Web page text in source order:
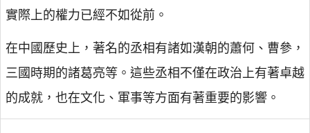
實際上的權力已經不如從前。
在中國歷史上，著名的丞相有諸如漢朝的蕭何、曹參，
三國時期的諸葛亮等。這些丞相不僅在政治上有著卓越
的成就，也在文化、軍事等方面有著重要的影響。